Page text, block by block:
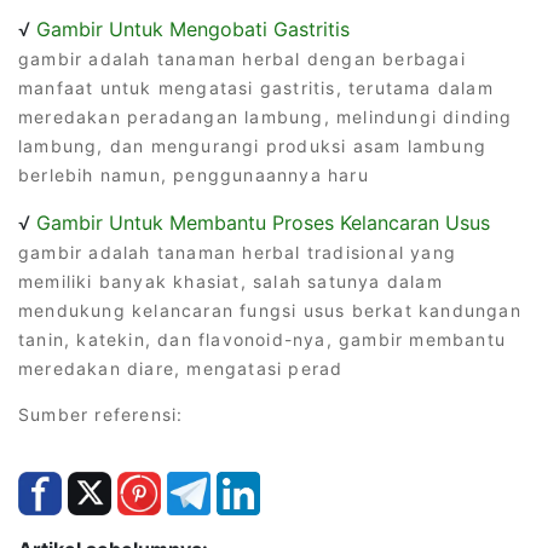
√ Gambir Untuk Mengobati Gastritis
gambir adalah tanaman herbal dengan berbagai
manfaat untuk mengatasi gastritis, terutama dalam
meredakan peradangan lambung, melindungi dinding
lambung, dan mengurangi produksi asam lambung
berlebih namun, penggunaannya haru
√ Gambir Untuk Membantu Proses Kelancaran Usus
gambir adalah tanaman herbal tradisional yang
memiliki banyak khasiat, salah satunya dalam
mendukung kelancaran fungsi usus berkat kandungan
tanin, katekin, dan flavonoid-nya, gambir membantu
meredakan diare, mengatasi perad
Sumber referensi: